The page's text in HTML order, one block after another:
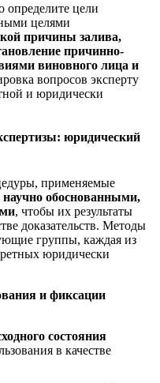
определите цели
целями
причины залива,
причинно-
виновного лица и
вопросов эксперту
и юридически
юридический
применяемые
научно обоснованными,
, чтобы их результаты
доказательств. Методы
группы, каждая из
юридически
и фиксации
состояния
в качестве